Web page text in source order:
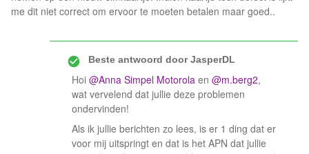
me dit niet correct om ervoor te moeten betalen maar goed..
Beste antwoord doorJasperDL
Hoi @Anna Simpel Motorola en @m.berg2,
wat vervelend dat jullie deze problemen
ondervinden!
Als ik jullie berichten zo lees, is er 1 ding dat er
voor mij uitspringt en dat is het APN dat jullie